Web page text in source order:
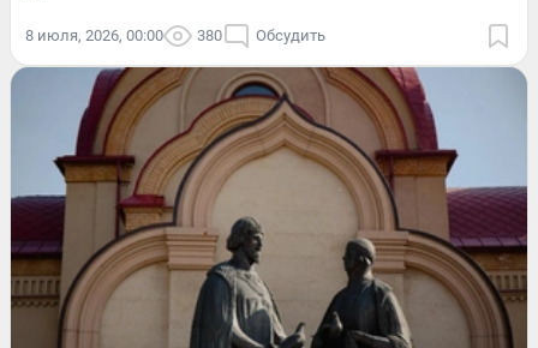
8 июля, 2026, 00:00 380 Обсудить